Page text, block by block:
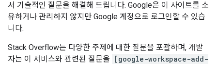
서 기술적인 질문을 해결해 드립니다. Google은 이 사이트를 소
유하거나 관리하지 않지만 Google 계정으로 로그인할 수 있습
니다.
Stack Overflow는 다양한 주제에 대한 질문을 포괄하며, 개발
자는 이 서비스와 관련된 질문을
[google-workspace-add-